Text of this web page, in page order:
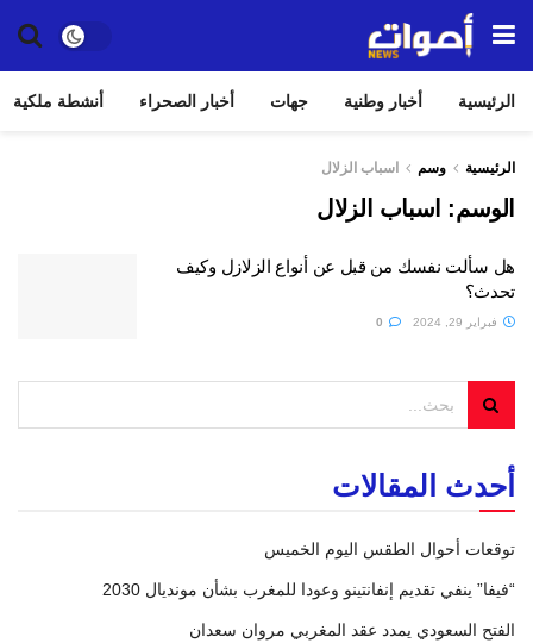
الرئيسية أخبار وطنية جهات أخبار الصحراء أنشطة ملكية
الرئيسية وسم اسباب الزلال
الوسم: اسباب الزلال
هل سألت نفسك من قبل عن أنواع الزلازل وكيف
تحدث؟
فبراير 29, 2024
أحدث المقالات
توقعات أحوال الطقس اليوم الخميس
“فيفا” ينفي تقديم إنفانتينو وعودا للمغرب بشأن مونديال 2030
الفتح السعودي يمدد عقد المغربي مروان سعدان